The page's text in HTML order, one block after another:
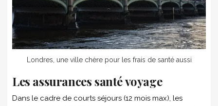
Londres, une ville chère pour les frais de santé aussi
Les assurances santé voyage
Dans le cadre de courts séjours (12 mois max), les